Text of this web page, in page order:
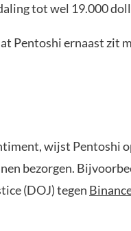
tot wel 19.000
Pentoshi ernaast zit
wijst Pentoshi
bezorgen.
(DOJ) tegen